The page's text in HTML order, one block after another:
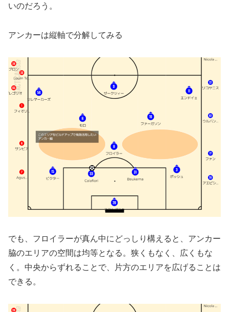
いのだろう。
アンカーは縦軸で分解してみる
でも、フロイラーが真ん中にどっしり構えると、アンカー
脇のエリアの空間は均等となる。狭くもなく、広くもな
く。中央からずれることで、片方のエリアを広げることは
できる。